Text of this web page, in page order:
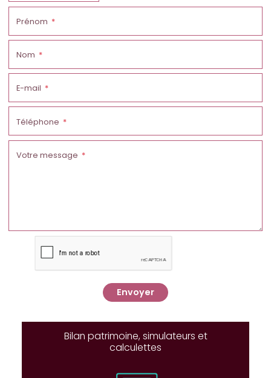
Prénom
Nom
E-mail
Téléphone
Votre message
Envoyer
Bilan patrimoine, simulateurs et
calculettes